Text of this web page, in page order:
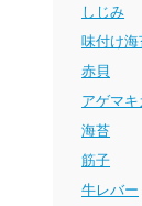
しじみ
味付け海
赤貝
アゲマキ
海苔
筋子
牛レバー